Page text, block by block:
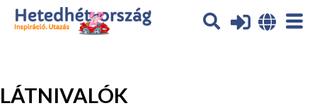
Az oldal sütiket (cookies) használ. További tájékoztatás itt:
Adatvédelmi tájékoztató
LÁTNIVALÓK